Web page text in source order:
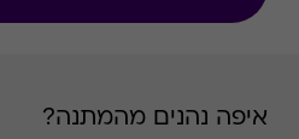
איפה נהנים מהמתנה?